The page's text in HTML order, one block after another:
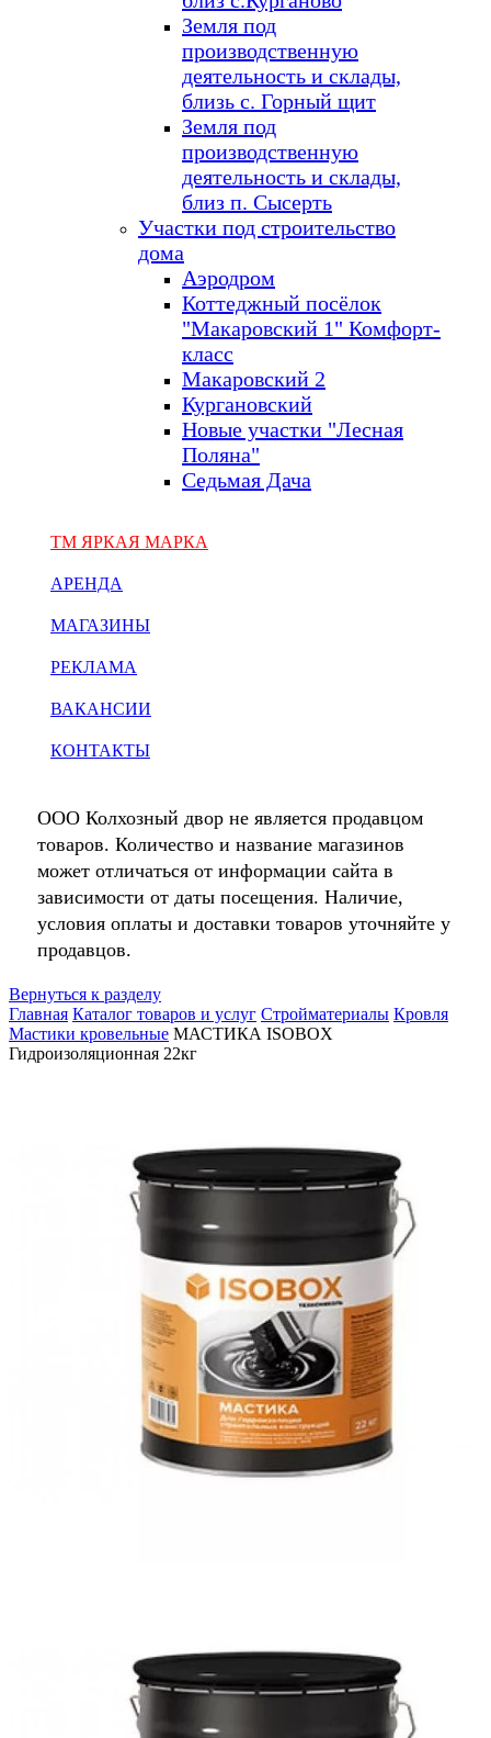
Земля под
производственную
деятельность и склады,
близь с. Горный щит
Земля под
производственную
деятельность и склады,
близ п. Сысерть
Участки под строительство
дома
Аэродром
Коттеджный посёлок
"Макаровский 1" Комфорт-
класс
Макаровский 2
Кургановский
Новые участки "Лесная
Поляна"
Седьмая Дача
ТМ ЯРКАЯ МАРКА
АРЕНДА
МАГАЗИНЫ
РЕКЛАМА
ВАКАНСИИ
КОНТАКТЫ
ООО Колхозный двор не является продавцом
товаров. Количество и название магазинов
может отличаться от информации сайта в
зависимости от даты посещения. Наличие,
условия оплаты и доставки товаров уточняйте у
продавцов.
Вернуться к разделу
Главная Каталог товаров и услуг Стройматериалы Кровля
Мастики кровельные МАСТИКА ISOBOX
Гидроизоляционная 22кг